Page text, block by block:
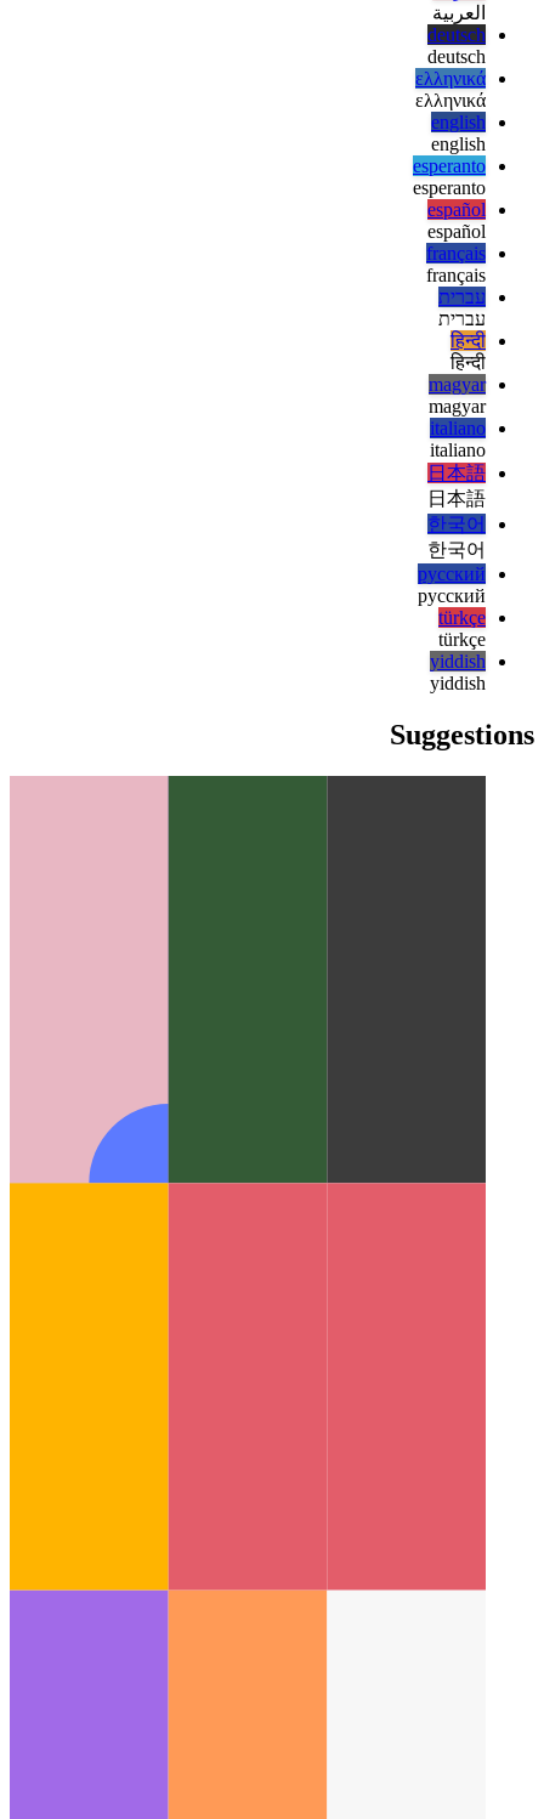
afrikaans
afrikaans
العربية
العربية
deutsch
deutsch
ελληνικά
ελληνικά
english
english
esperanto
esperanto
español
español
français
français
עברית
עברית
हिन्दी
हिन्दी
magyar
magyar
italiano
italiano
日本語
日本語
한국어
한국어
русский
русский
türkçe
yiddish
yiddish